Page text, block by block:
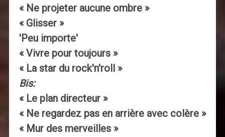
« Ne projeter aucune ombre »
« Glisser »
'Peu importe'
« Vivre pour toujours »
« La star du rock'n'roll »
Bis:
« Le plan directeur »
« Ne regardez pas en arrière avec colère »
« Mur des merveilles »